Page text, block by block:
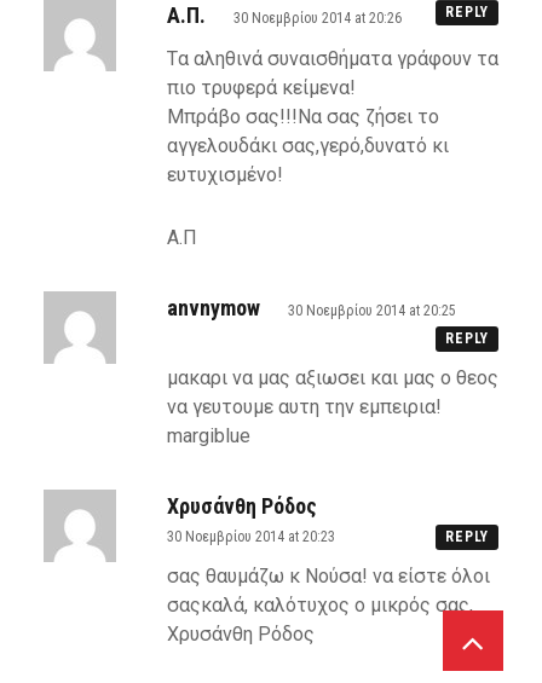
Α.Π. 30 Νοεμβρίου 2014 at 20:26 REPLY
Tα αληθινά συναισθήματα γράφουν τα
πιο τρυφερά κείμενα!
Μπράβο σας!!!Να σας ζήσει το
αγγελουδάκι σας,γερό,δυνατό κι
ευτυχισμένο!
Α.Π
anvnymow
30 Νοεμβρίου 2014 at 20:25
REPLY
μακαρι να μας αξιωσει και μας ο θεος
να γευτουμε αυτη την εμπειρια!
margiblue
Χρυσάνθη Ρόδος
30 Νοεμβρίου 2014 at 20:23 REPLY
σας θαυμάζω κ Νούσα! να είστε όλοι
σαςκαλά, καλότυχος ο μικρός σας,
Χρυσάνθη Ρόδος